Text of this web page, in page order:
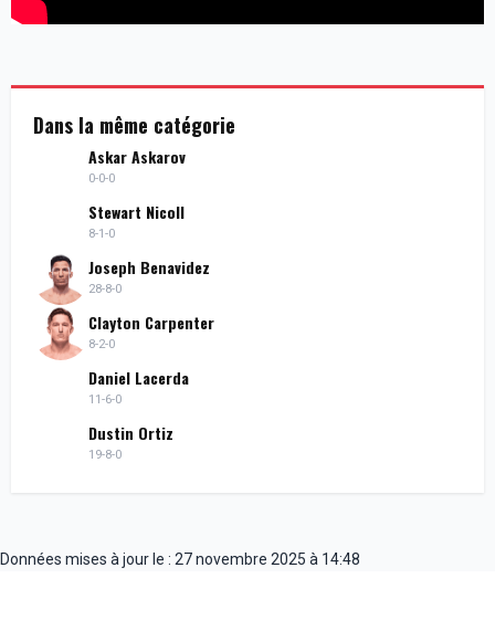
Dans la même catégorie
Askar Askarov
0-0-0
Stewart Nicoll
8-1-0
Joseph Benavidez
28-8-0
Clayton Carpenter
8-2-0
Daniel Lacerda
11-6-0
Dustin Ortiz
19-8-0
Données mises à jour le : 27 novembre 2025 à 14:48